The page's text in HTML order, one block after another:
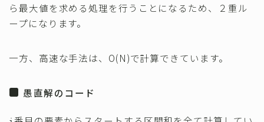
ら最大値を求める処理を行うことになるため、２重ル
ープになります。
一方、高速な手法は、O(N)で計算できています。
愚直解のコード